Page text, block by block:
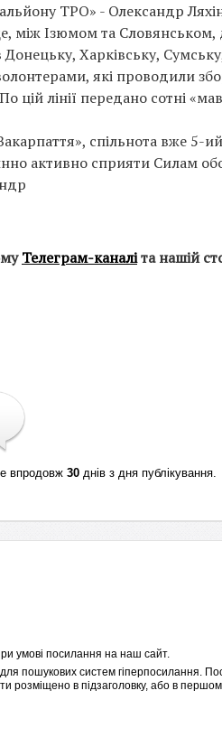
ТРО» - Олександр
між Ізюмом та Словянськом,
Харківську, Сумську,
які проводили
лінії передано сотні
спільнота вже 5-
активно сприяти Силам
Телеграм-каналіта нашій
впродовж 30 днів з дня публікування.
умові посилання на наш сайт.
пошукових систем гіперпосилання.
розміщено в підзаголовку, або в